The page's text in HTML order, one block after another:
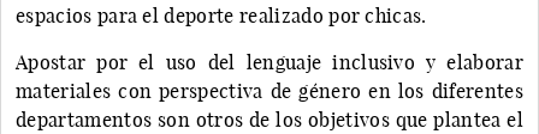
espacios para el deporte realizado por chicas.
Apostar por el uso del lenguaje inclusivo y elaborar
materiales con perspectiva de género en los diferentes
departamentos son otros de los objetivos que plantea el